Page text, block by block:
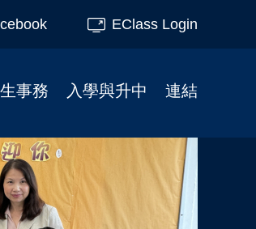
EClass Login
事務
周年校慶
行事曆
服式樣
校車
入學與升中
小一入學事宜
插班生入學申請
幼小資訊
升中資訊
連結
家長教育
校友會活動相片